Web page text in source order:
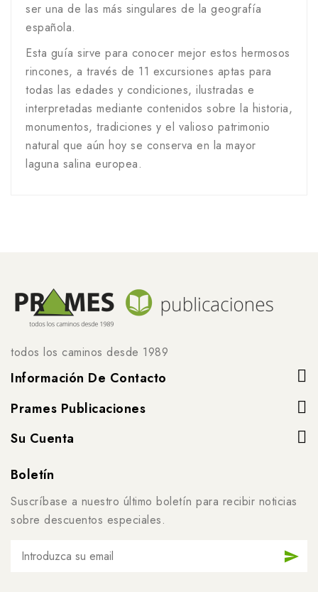
ser una de las más singulares de la geografía
española.
Esta guía sirve para conocer mejor estos hermosos
rincones, a través de 11 excursiones aptas para
todas las edades y condiciones, ilustradas e
interpretadas mediante contenidos sobre la historia,
monumentos, tradiciones y el valioso patrimonio
natural que aún hoy se conserva en la mayor
laguna salina europea.
todos los caminos desde 1989
Información De Contacto
Prames Publicaciones
Su Cuenta
Boletín
Suscríbase a nuestro último boletín para recibir noticias
sobre descuentos especiales.